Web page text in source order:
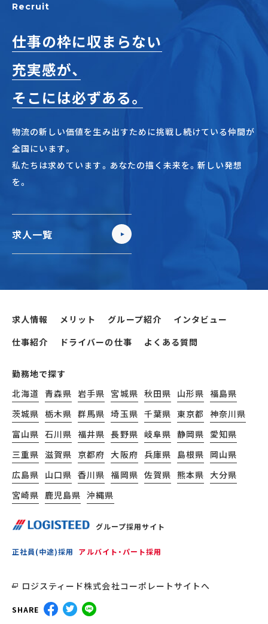
Recruit
仕事の枠に収まらない
充実感が、
そこには必ずある。
物流の新しい価値を生み出すために挑戦し続けている仲間が
全国にいます。
私たちは求めています。あなたの描く未来を。新しい発想
を。
求人一覧
グループ採用サイト
正社員(中途)採用 アルバイト・パート採用
ロジスティード株式会社コーポレートサイトへ
SHARE
求人情報 メリット グループ紹介
インタビュー
仕事紹介
ドライバーの仕事 よくある質問
勤務地で探す
北海道 青森県 岩手県 宮城県 秋田県 山形県 福島県
茨城県 栃木県 群馬県 埼玉県 千葉県 東京都 神奈川県
富山県 石川県 福井県 長野県 岐阜県 静岡県 愛知県
三重県 滋賀県 京都府 大阪府 兵庫県 島根県 岡山県
広島県 山口県 香川県 福岡県 佐賀県 熊本県 大分県
宮崎県 鹿児島県 沖縄県